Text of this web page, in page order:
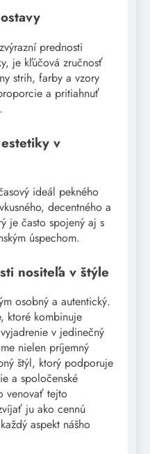
prednosti
je kľúčová zručnosť
strih, farby a vzory
a pritiahnuť
v
ideál pekného
decentného a
je často spojený aj s
úspechom.
nositeľa v štýle
osobný a autentický.
ktoré kombinuje
v jedinečný
nielen príjemný
štýl, ktorý podporuje
a spoločenské
venovať tejto
ju ako cennú
aspekt nášho